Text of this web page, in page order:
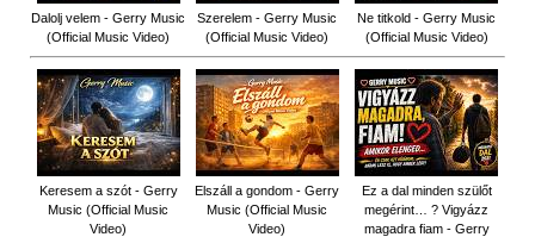
Dalolj velem - Gerry Music
(Official Music Video)
Szerelem - Gerry Music
(Official Music Video)
Ne titkold - Gerry Music
(Official Music Video)
Keresem a szót - Gerry
Music (Official Music
Video)
Elszáll a gondom - Gerry
Music (Official Music
Video)
Ez a dal minden szülőt
megérint… ? Vigyázz
magadra fiam - Gerry